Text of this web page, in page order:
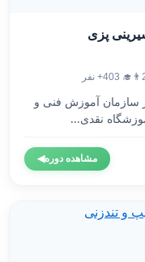
پزی
👨‍🎓 403+ نفر
سازمان آموزش فنی و
نقدی...
مشاهده دوره◀